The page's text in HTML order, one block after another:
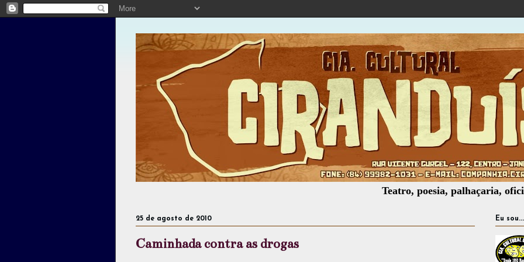
Teatro, poesia, palhaçaria, oficinas,
25 de agosto de 2010
Caminhada contra as drogas
Eu sou...